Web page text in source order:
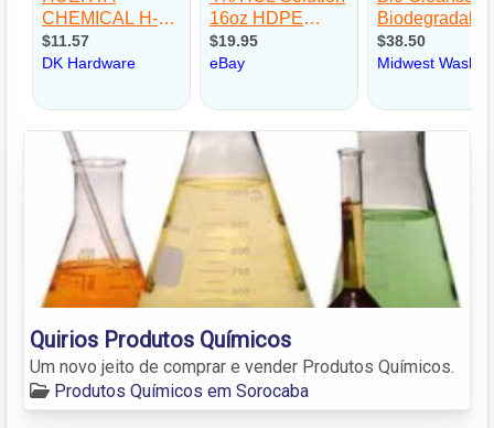
Quirios Produtos Químicos
Um novo jeito de comprar e vender Produtos Químicos.
Produtos Químicos em Sorocaba